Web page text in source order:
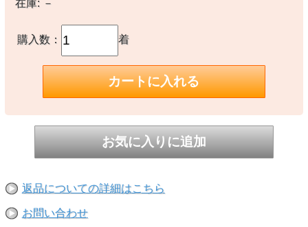
在庫: －
購入数： 着
返品についての詳細はこちら
お問い合わせ